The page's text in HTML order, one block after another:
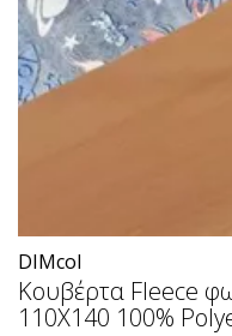
DIMcol
Κουβέρτα Fleece
110X140 100%